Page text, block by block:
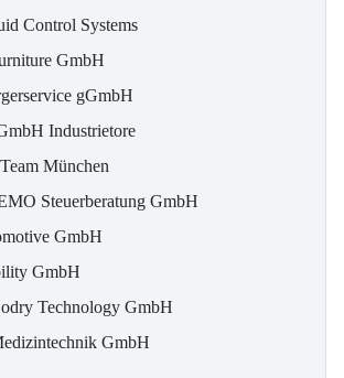
Control Systems
GmbH
gGmbH
Industrietore
München
Steuerberatung GmbH
GmbH
GmbH
Technology GmbH
GmbH